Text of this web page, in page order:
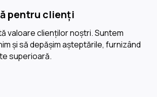
pentru clienți
valoare clienților noștri. Suntem
și să depășim așteptările, furnizând
superioară.